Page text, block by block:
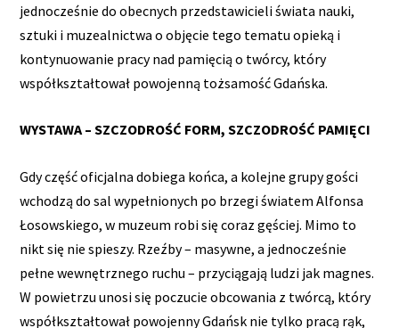
jednocześnie do obecnych przedstawicieli świata nauki,
sztuki i muzealnictwa o objęcie tego tematu opieką i
kontynuowanie pracy nad pamięcią o twórcy, który
współkształtował powojenną tożsamość Gdańska.
WYSTAWA – SZCZODROŚĆ FORM, SZCZODROŚĆ PAMIĘCI
Gdy część oficjalna dobiega końca, a kolejne grupy gości
wchodzą do sal wypełnionych po brzegi światem Alfonsa
Łosowskiego, w muzeum robi się coraz gęściej. Mimo to
nikt się nie spieszy. Rzeźby – masywne, a jednocześnie
pełne wewnętrznego ruchu – przyciągają ludzi jak magnes.
W powietrzu unosi się poczucie obcowania z twórcą, który
współkształtował powojenny Gdańsk nie tylko pracą rąk,